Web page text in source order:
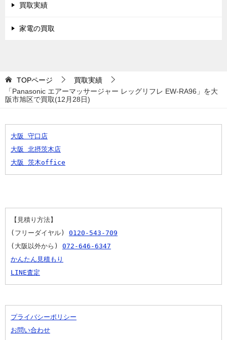
買取実績
家電の買取
TOPページ
買取実績
「Panasonic エアーマッサージャー レッグリフレ EW-RA96」を大
阪市旭区で買取(12月28日)
大阪 守口店
大阪 北摂茨木店
大阪 茨木office
【見積り方法】
(フリーダイヤル) 0120-543-709
(大阪以外から) 072-646-6347
かんたん見積もり
LINE査定
プライバシーポリシー
お問い合わせ